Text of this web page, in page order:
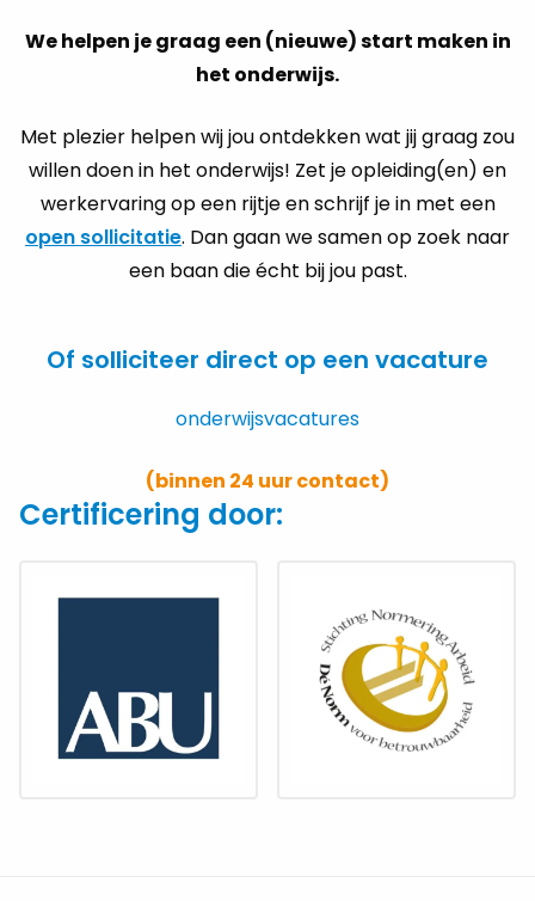
We helpen je graag een (nieuwe) start maken in
het onderwijs.
Met plezier helpen wij jou ontdekken wat jij graag zou
willen doen in het onderwijs! Zet je opleiding(en) en
werkervaring op een rijtje en schrijf je in met een
open sollicitatie. Dan gaan we samen op zoek naar
een baan die écht bij jou past.
Of solliciteer direct op een vacature
onderwijsvacatures
(binnen 24 uur contact)
Certificering door: